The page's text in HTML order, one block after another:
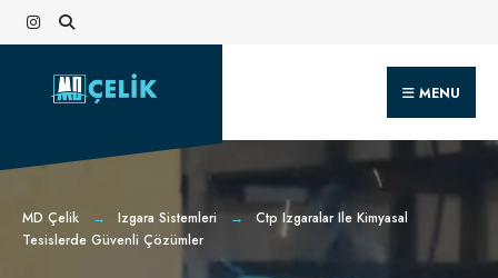
Skip
to
content
MENU
MD Çelik Izgara Sistemleri
Ctp Izgaralar Ile Kimyasal
Tesislerde Güvenli Çözümler
Search
for: